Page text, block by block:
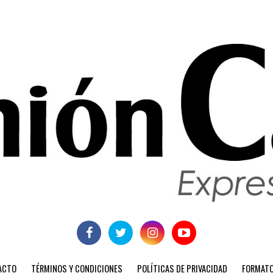
TÉRMINOS Y CONDICIONES POLÍTICAS DE PRIVACIDAD